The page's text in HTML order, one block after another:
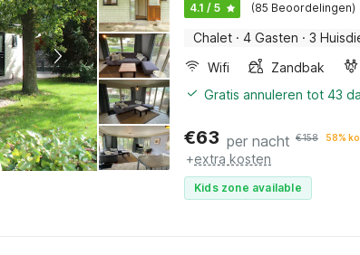
4.1 / 5 (85 Beoordelingen)
Chalet · 4 Gasten · 3
Wifi
Zandbak
Gratis annuleren tot 43
€63 per nacht €158 58%
+extra kosten
Kids zone available